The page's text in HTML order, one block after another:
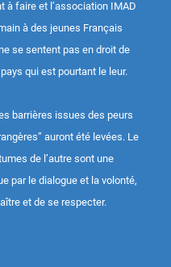
à faire et l’association IMAD
à des jeunes Français
se sentent pas en droit de
qui est pourtant le leur.
barrières issues des peurs
auront été levées. Le
de l’autre sont une
par le dialogue et la volonté,
et de se respecter.